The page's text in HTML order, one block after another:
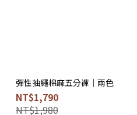
彈性抽繩棉麻五分褲｜兩色
NT$1,790
NT$1,980